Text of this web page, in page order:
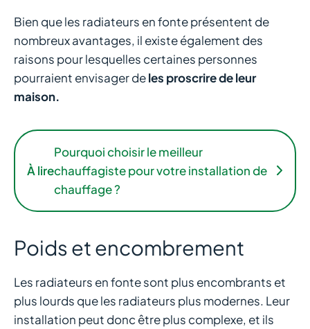
Bien que les radiateurs en fonte présentent de
nombreux avantages, il existe également des
raisons pour lesquelles certaines personnes
pourraient envisager deles proscrire de leur
maison.
À lire
Pourquoi choisir le meilleur
chauffagiste pour votre installation de
chauffage ?
Poids et encombrement
Les radiateurs en fonte sont plus encombrants et
plus lourds que les radiateurs plus modernes. Leur
installation peut donc être plus complexe, et ils